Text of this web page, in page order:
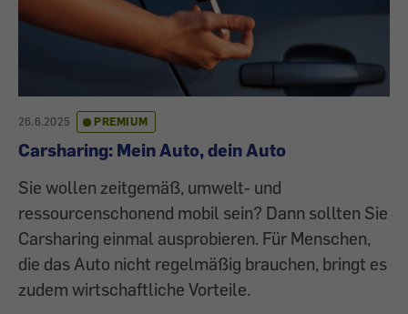
26.6.2025 PREMIUM
Carsharing: Mein Auto, dein Auto
Sie wollen zeitgemäß, umwelt- und
ressourcenschonend mobil sein? Dann sollten Sie
Carsharing einmal ausprobieren. Für Menschen,
die das Auto nicht regelmäßig brauchen, bringt es
zudem wirtschaftliche Vorteile.